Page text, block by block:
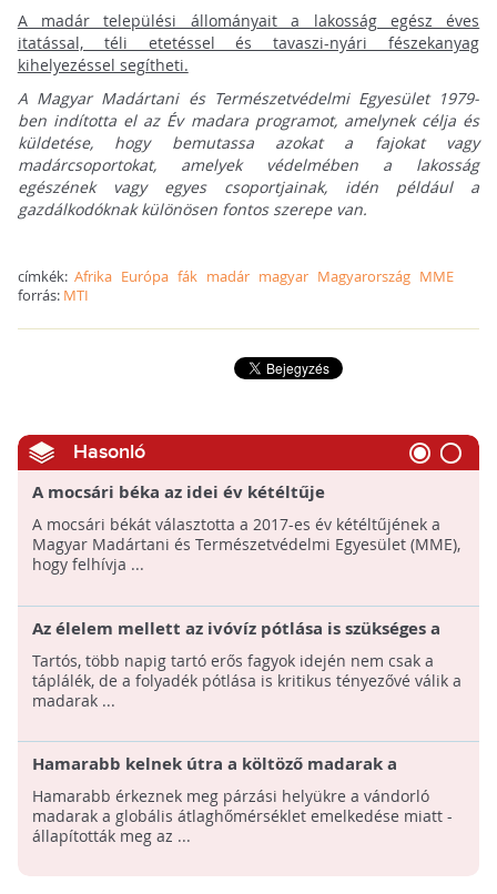
A madár települési állományait a lakosság egész éves
itatással, téli etetéssel és tavaszi-nyári fészekanyag
kihelyezéssel segítheti.
A Magyar Madártani és Természetvédelmi Egyesület 1979-
ben indította el az Év madara programot, amelynek célja és
küldetése, hogy bemutassa azokat a fajokat vagy
madárcsoportokat, amelyek védelmében a lakosság
egészének vagy egyes csoportjainak, idén például a
gazdálkodóknak különösen fontos szerepe van.
címkék: Afrika Európa fák madár magyar Magyarország MME
forrás: MTI
Hasonló
A mocsári béka az idei év kétéltűje
A mocsári békát választotta a 2017-es év kétéltűjének a
Magyar Madártani és Természetvédelmi Egyesület (MME),
hogy felhívja ...
Az élelem mellett az ivóvíz pótlása is szükséges a
madáretetőkben
Tartós, több napig tartó erős fagyok idején nem csak a
táplálék, de a folyadék pótlása is kritikus tényezővé válik a
madarak ...
Hamarabb kelnek útra a költöző madarak a
globális átlaghőmérséklet emelkedése miatt
Hamarabb érkeznek meg párzási helyükre a vándorló
madarak a globális átlaghőmérséklet emelkedése miatt -
állapították meg az ...